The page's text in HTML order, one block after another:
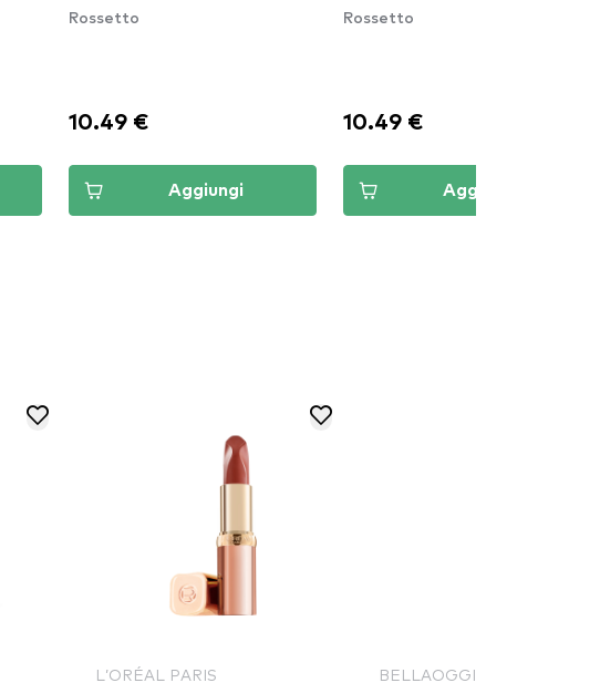
Rossetto
10.49 €
Aggiungi
Rossetto
10.49 €
Aggiungi
L’ORÉAL PARIS BELLAOGGI